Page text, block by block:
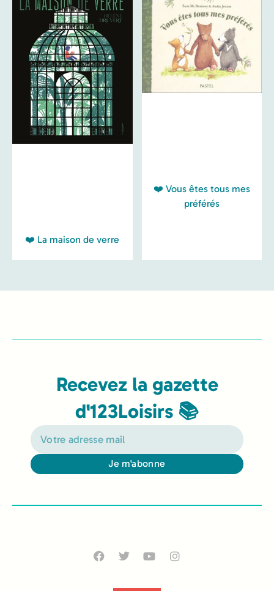
❤️ La maison de verre
❤️ Vous êtes tous mes
préférés
Recevez la gazette
d'123Loisirs 📚
Je m'abonne